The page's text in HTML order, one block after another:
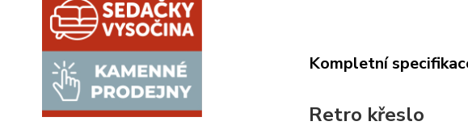
Kompletní
Retro křeslo